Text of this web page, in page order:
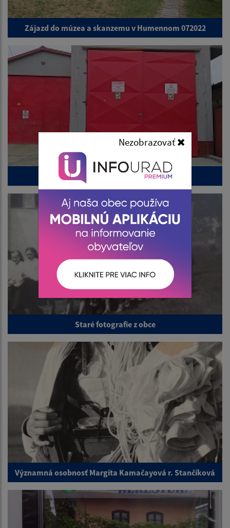
Nezobrazovať
Zájazd do múzea a skanzemu v Humennom 072022
Defibrilátor u hasičov
Staré fotografie z obce
Významná osobnosť Margita Kamačayová r. Stančíková